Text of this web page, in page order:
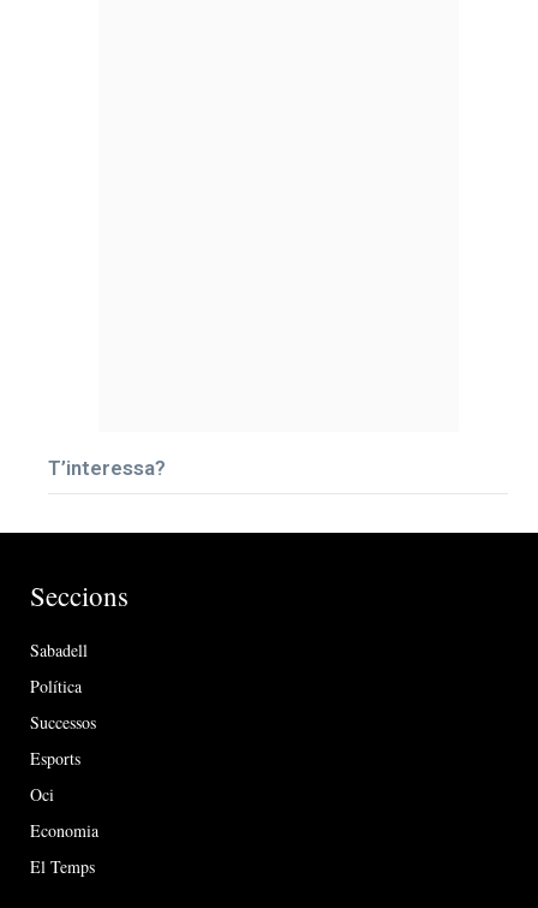
T’interessa?
Seccions
Sabadell
Política
Successos
Esports
Oci
Economia
El Temps